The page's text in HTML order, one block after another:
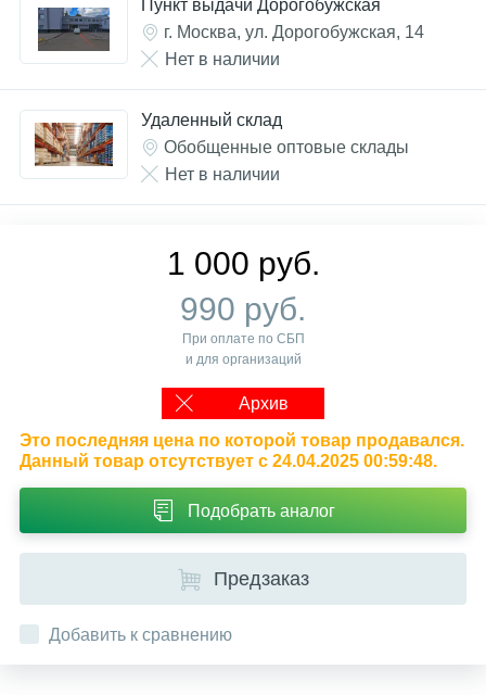
Пункт выдачи Дорогобужская
г. Москва, ул. Дорогобужская, 14
Нет в наличии
Удаленный склад
Обобщенные оптовые склады
Нет в наличии
1 000 руб.
990 руб.
При оплате по СБП
и для организаций
Архив
Это последняя цена по которой товар продавался.
Данный товар отсутствует с 24.04.2025 00:59:48.
Подобрать аналог
Предзаказ
Добавить к сравнению